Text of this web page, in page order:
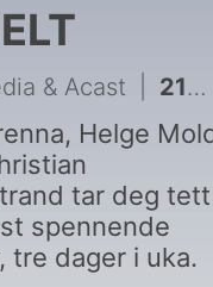
& Acast 218 - Uke 32 - Vestfossen-update, Comanches og Deo-bande
Helge
tar deg
spennende
tre dager i uka.